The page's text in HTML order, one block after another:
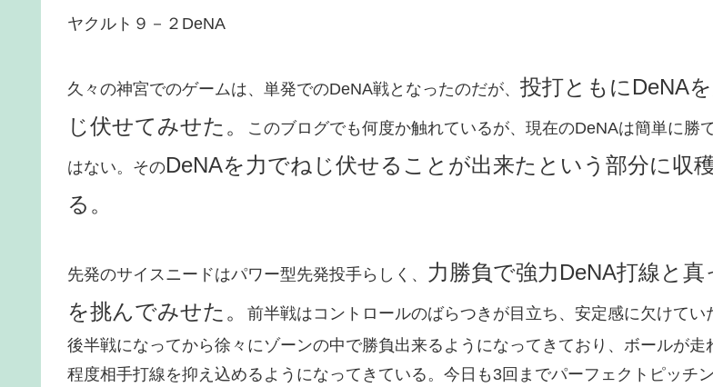
ヤクルト９－２DeNA
久々の神宮でのゲームは、単発でのDeNA戦となったのだが、 投打ともにDeNA
じ伏せてみせた。
このブログでも何度か触れているが、現在のDeNAは簡単に勝
はない。そのDeNAを力でねじ伏せることが出来たという部分に収
る。
先発のサイスニードはパワー型先発投手らしく、 力勝負で強力DeNA打線と真
を挑んでみせた。
前半戦はコントロールのばらつきが目立ち、安定感に欠けてい
後半戦になってから徐々にゾーンの中で勝負出来るようになってきており、ボールが走
程度相手打線を抑え込めるようになってきている。今日も3回までパーフェクトピッチ